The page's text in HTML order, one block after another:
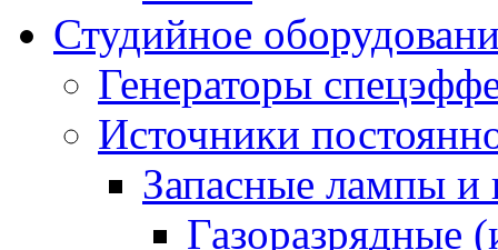
Студийное
Генераторы
Источники
Запасные лампы и
Газоразрядные